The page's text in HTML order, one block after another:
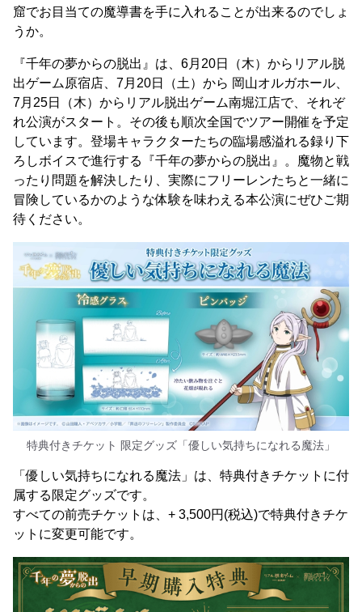
窟でお目当ての魔導書を手に入れることが出来るのでしょ
うか。
『千年の夢からの脱出』は、6月20日（木）からリアル脱
出ゲーム原宿店、7月20日（土）から 岡山オルガホール、
7月25日（木）からリアル脱出ゲーム南堀江店で、それぞ
れ公演がスタート。その後も順次全国でツアー開催を予定
しています。登場キャラクターたちの臨場感溢れる録り下
ろしボイスで進行する『千年の夢からの脱出』。魔物と戦
ったり問題を解決したり、実際にフリーレンたちと一緒に
冒険しているかのような体験を味わえる本公演にぜひご期
待ください。
特典付きチケット 限定グッズ「優しい気持ちになれる魔法」
「優しい気持ちになれる魔法」は、特典付きチケットに付
属する限定グッズです。
すべての前売チケットは、+ 3,500円(税込)で特典付きチケ
ットに変更可能です。